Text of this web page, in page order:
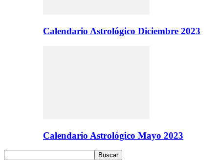
Calendario Astrológico Diciembre 2023
Calendario Astrológico Mayo 2023